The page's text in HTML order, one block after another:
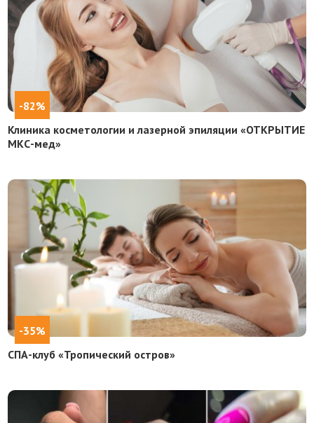
-82%
Клиника косметологии и лазерной эпиляции «ОТКРЫТИЕ
МКС-мед»
-35%
СПА-клуб «Тропический остров»